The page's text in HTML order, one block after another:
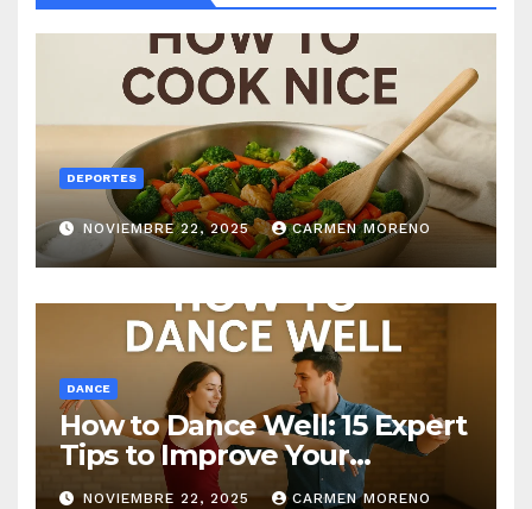
DEPORTES
NOVIEMBRE 22, 2025 CARMEN MORENO
DANCE
How to Dance Well: 15 Expert
Tips to Improve Your
Dancing Skills Fast
NOVIEMBRE 22, 2025 CARMEN MORENO